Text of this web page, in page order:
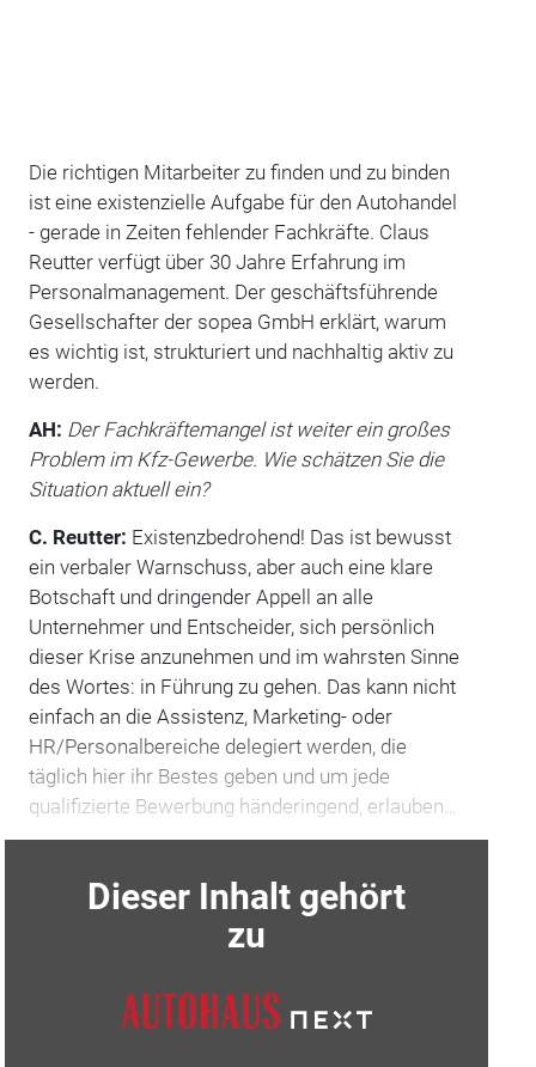
Die richtigen Mitarbeiter zu finden und zu binden
ist eine existenzielle Aufgabe für den Autohandel
- gerade in Zeiten fehlender Fachkräfte. Claus
Reutter verfügt über 30 Jahre Erfahrung im
Personalmanagement. Der geschäftsführende
Gesellschafter der sopea GmbH erklärt, warum
es wichtig ist, strukturiert und nachhaltig aktiv zu
werden.
AH: Der Fachkräftemangel ist weiter ein großes
Problem im Kfz-Gewerbe. Wie schätzen Sie die
Situation aktuell ein?
C. Reutter: Existenzbedrohend! Das ist bewusst
ein verbaler Warnschuss, aber auch eine klare
Botschaft und dringender Appell an alle
Unternehmer und Entscheider, sich persönlich
dieser Krise anzunehmen und im wahrsten Sinne
des Wortes: in Führung zu gehen. Das kann nicht
einfach an die Assistenz, Marketing- oder
HR/Personalbereiche delegiert werden, die
täglich hier ihr Bestes geben und um jede
qualifizierte Bewerbung händeringend, erlauben…
Dieser Inhalt gehört
zu